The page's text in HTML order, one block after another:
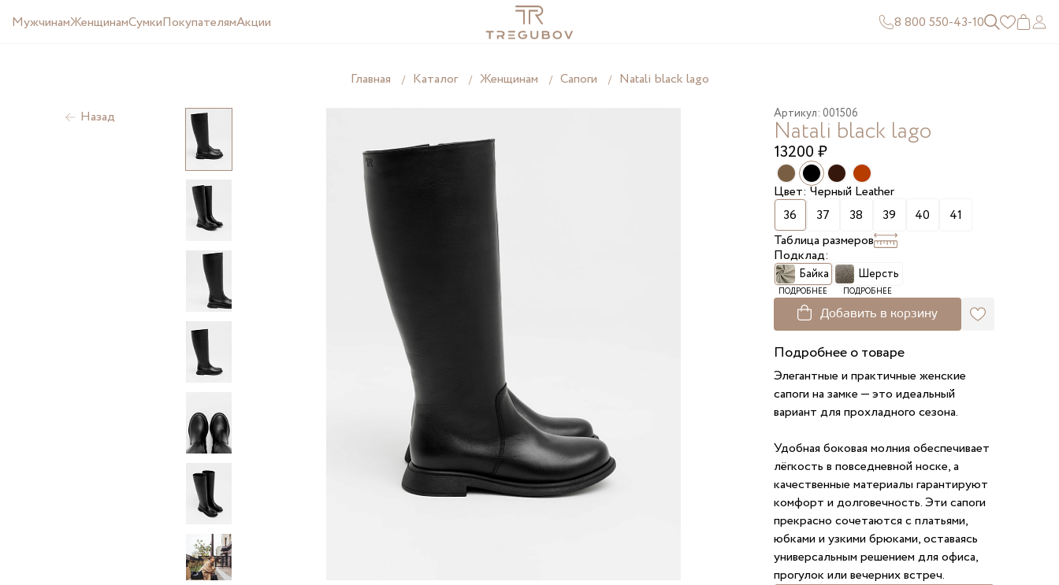
МужчинамЖенщинамCумкиПокупателямАкции 8 800 550-43-10
Главная Каталог Женщинам Сапоги Natali black lago
Назад Артикул: 001506
Natali black lago
13200 ₽
Цвет: Черный Leather
36
37 38 39 40
41
Таблица размеров
Подклад:
Байка
ПОДРОБНЕЕ
Шерсть
ПОДРОБНЕЕ
Добавить в корзину
Подробнее о товаре
Элегантные и практичные женские
сапоги на замке — это идеальный
вариант для прохладного сезона.
Удобная боковая молния обеспечивает
лёгкость в повседневной носке, а
качественные материалы гарантируют
комфорт и долговечность. Эти сапоги
прекрасно сочетаются с платьями,
юбками и узкими брюками, оставаясь
универсальным решением для офиса,
прогулок или вечерних встреч.